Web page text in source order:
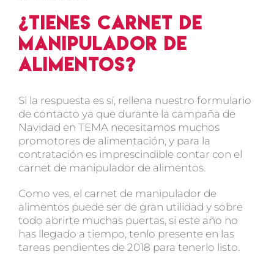
¿Tienes carnet de
manipulador de
alimentos?
Si la respuesta es sí, rellena nuestro formulario
de contacto ya que durante la campaña de
Navidad en TEMA necesitamos muchos
promotores de alimentación, y para la
contratación es imprescindible contar con el
carnet de manipulador de alimentos.
Como ves, el carnet de manipulador de
alimentos puede ser de gran utilidad y sobre
todo abrirte muchas puertas, si este año no
has llegado a tiempo, tenlo presente en las
tareas pendientes de 2018 para tenerlo listo.